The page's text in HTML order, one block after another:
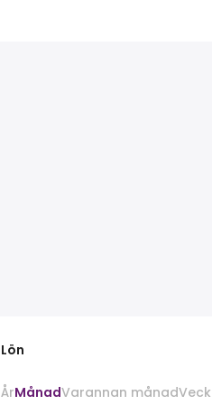
Lön
ÅrMånadVarannan månad